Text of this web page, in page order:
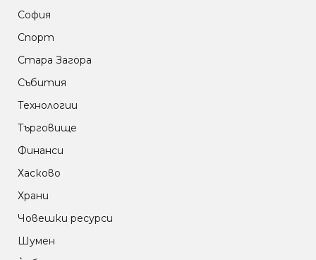
София
Спорт
Стара Загора
Събития
Технологии
Търговище
Финанси
Хасково
Храни
Човешки ресурси
Шумен